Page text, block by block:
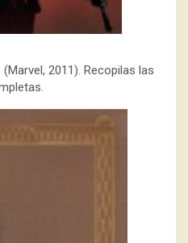
(Marvel, 2011). Recopilas las